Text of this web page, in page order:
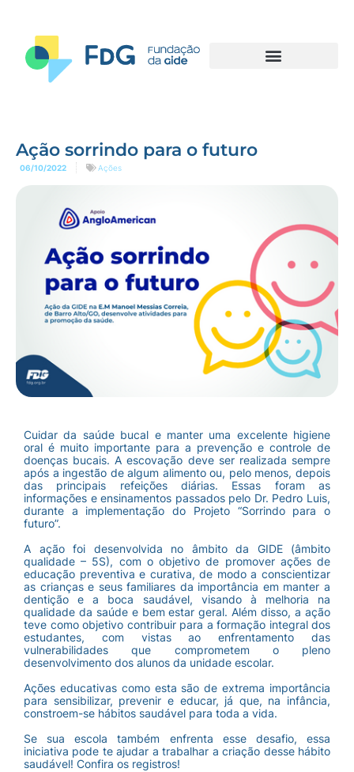
Ação sorrindo para o futuro
06/10/2022 Ações
Cuidar da saúde bucal e manter uma excelente higiene
oral é muito importante para a prevenção e controle de
doenças bucais. A escovação deve ser realizada sempre
após a ingestão de algum alimento ou, pelo menos, depois
das principais refeições diárias. Essas foram as
informações e ensinamentos passados pelo Dr. Pedro Luis,
durante a implementação do Projeto “Sorrindo para o
futuro”.
A ação foi desenvolvida no âmbito da GIDE (âmbito
qualidade – 5S), com o objetivo de promover ações de
educação preventiva e curativa, de modo a conscientizar
as crianças e seus familiares da importância em manter a
dentição e a boca saudável, visando à melhoria na
qualidade da saúde e bem estar geral. Além disso, a ação
teve como objetivo contribuir para a formação integral dos
estudantes, com vistas ao enfrentamento das
vulnerabilidades que comprometem o pleno
desenvolvimento dos alunos da unidade escolar.
Ações educativas como esta são de extrema importância
para sensibilizar, prevenir e educar, já que, na infância,
constroem-se hábitos saudável para toda a vida.
Se sua escola também enfrenta esse desafio, essa
iniciativa pode te ajudar a trabalhar a criação desse hábito
saudável! Confira os registros!